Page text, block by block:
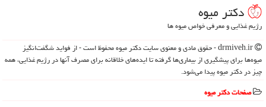
دكتر میوه
رژیم غذایی و معرفی خواص میوه ها
drmiveh.ir - حقوق مادی و معنوی سایت دكتر میوه محفوظ است - از فواید شگفت‌انگیز
میوه‌ها برای پیشگیری از بیماری‌ها گرفته تا ایده‌های خلاقانه برای مصرف آنها در رژیم غذایی، همه
چیز در دکتر میوه پیدا می‌شود.
صفحات دكتر میوه